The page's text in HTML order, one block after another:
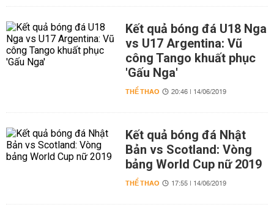
Kết quả bóng đá U18 Nga
vs U17 Argentina: Vũ
công Tango khuất phục
'Gấu Nga'
THỂ THAO 20:46 | 14/06/2019
Kết quả bóng đá Nhật
Bản vs Scotland: Vòng
bảng World Cup nữ 2019
THỂ THAO 17:55 | 14/06/2019